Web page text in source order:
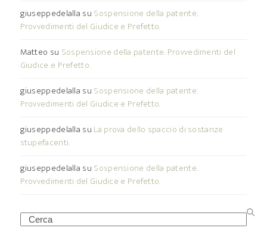
giuseppedelalla su Sospensione della patente.
Provvedimenti del Giudice e Prefetto.
Matteo su Sospensione della patente. Provvedimenti del
Giudice e Prefetto.
giuseppedelalla su Sospensione della patente.
Provvedimenti del Giudice e Prefetto.
giuseppedelalla su La prova dello spaccio di sostanze
stupefacenti.
giuseppedelalla su Sospensione della patente.
Provvedimenti del Giudice e Prefetto.
Search